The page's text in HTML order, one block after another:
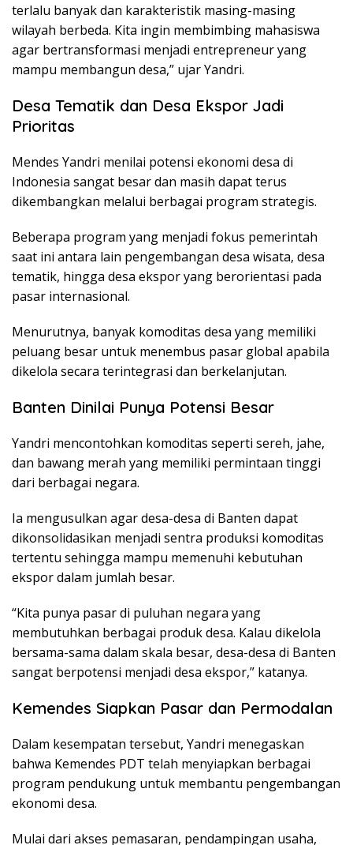
terlalu banyak dan karakteristik masing-masing
wilayah berbeda. Kita ingin membimbing mahasiswa
agar bertransformasi menjadi entrepreneur yang
mampu membangun desa,” ujar Yandri.
Desa Tematik dan Desa Ekspor Jadi
Prioritas
Mendes Yandri menilai potensi ekonomi desa di
Indonesia sangat besar dan masih dapat terus
dikembangkan melalui berbagai program strategis.
Beberapa program yang menjadi fokus pemerintah
saat ini antara lain pengembangan desa wisata, desa
tematik, hingga desa ekspor yang berorientasi pada
pasar internasional.
Menurutnya, banyak komoditas desa yang memiliki
peluang besar untuk menembus pasar global apabila
dikelola secara terintegrasi dan berkelanjutan.
Banten Dinilai Punya Potensi Besar
Yandri mencontohkan komoditas seperti sereh, jahe,
dan bawang merah yang memiliki permintaan tinggi
dari berbagai negara.
Ia mengusulkan agar desa-desa di Banten dapat
dikonsolidasikan menjadi sentra produksi komoditas
tertentu sehingga mampu memenuhi kebutuhan
ekspor dalam jumlah besar.
“Kita punya pasar di puluhan negara yang
membutuhkan berbagai produk desa. Kalau dikelola
bersama-sama dalam skala besar, desa-desa di Banten
sangat berpotensi menjadi desa ekspor,” katanya.
Kemendes Siapkan Pasar dan Permodalan
Dalam kesempatan tersebut, Yandri menegaskan
bahwa Kemendes PDT telah menyiapkan berbagai
program pendukung untuk membantu pengembangan
ekonomi desa.
Mulai dari akses pemasaran, pendampingan usaha,